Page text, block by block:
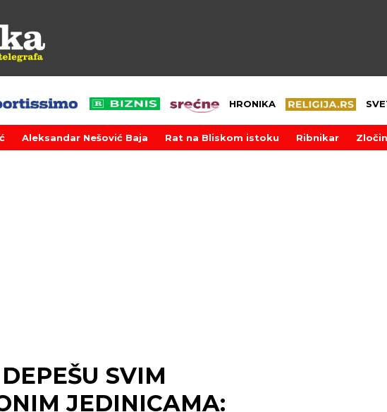
HRONIKA
Aleksandar Nešović Baja Rat na Bliskom istoku Ribnikar
SVIM
JEDINICAMA: